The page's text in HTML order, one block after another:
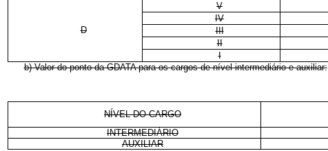
V
IV
D
III
II
I
b) Valor do ponto da GDATA para os cargos de nível intermediário e auxiliar:
NÍVEL DO CARGO
INTERMEDIÁRIO
AUXILIAR